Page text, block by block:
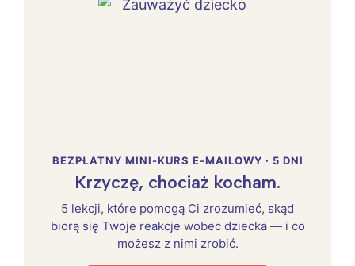
BEZPŁATNY MINI-KURS E-MAILOWY · 5 DNI
Krzyczę, chociaż kocham.
5 lekcji, które pomogą Ci zrozumieć, skąd
biorą się Twoje reakcje wobec dziecka — i co
możesz z nimi zrobić.